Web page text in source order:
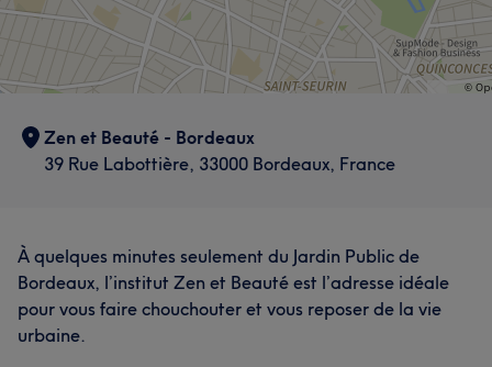
Zen et Beauté - Bordeaux
39 Rue Labottière, 33000 Bordeaux, France
À quelques minutes seulement du Jardin Public de
Bordeaux, l’institut Zen et Beauté est l’adresse idéale
pour vous faire chouchouter et vous reposer de la vie
urbaine.